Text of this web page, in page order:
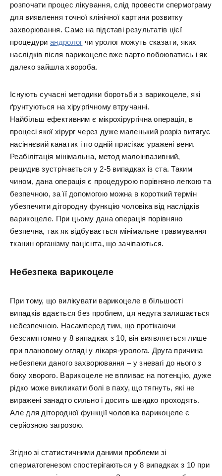
розпочати процес лікування, слід провести спермограму
для виявлення точної клінічної картини розвитку
захворювання. Саме на підставі результатів цієї
процедуриандролог чи уролог можуть сказати, яких
наслідків після варикоцеле вже варто побоюватись і як
далеко зайшла хвороба.
Існують сучасні методики боротьби з варикоцеле, які
ґрунтуються на хірургічному втручанні.
Найбільш ефективним є мікрохірургічна операція, в
процесі якої хірург через дуже маленький розріз витягує
насіннєвий канатик і по одній присікає уражені вени.
Реабілітація мінімальна, метод малоінвазивний,
рецидив зустрічається у 2-5 випадках із ста. Таким
чином, дана операція є процедурою порівняно легкою та
безпечною, за її допомогою можна в короткий термін
убезпечити дітородну функцію чоловіка від наслідків
варикоцеле. При цьому дана операція порівняно
безпечна, так як відбувається мінімальне травмування
тканин організму пацієнта, що зачіпаються.
Небезпека варикоцеле
При тому, що вилікувати варикоцеле в більшості
випадків вдається без проблем, ця недуга залишається
небезпечною. Насамперед тим, що протікаючи
безсимптомно у 8 випадках з 10, він виявляється лише
при плановому огляді у лікаря-уролога. Друга причина
небезпеки даного захворювання – у зневагі до нього з
боку хворого. Варикоцеле не впливає на потенцію, дуже
рідко може викликати болі в паху, що тягнуть, які не
виражені занадто сильно і досить швидко проходять.
Але для дітородної функції чоловіка варикоцеле є
серйозною загрозою.
Згідно зі статистичними даними проблеми зі
сперматогенезом спостерігаються у 8 випадках з 10 при